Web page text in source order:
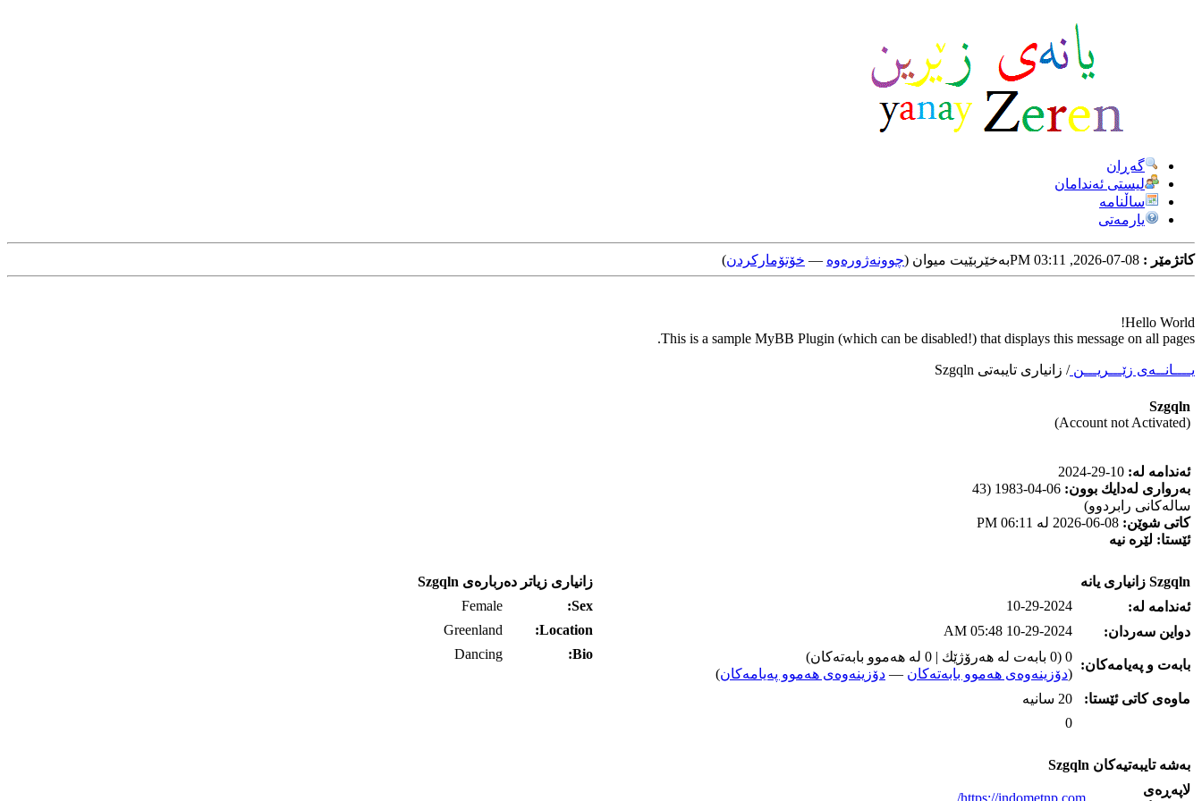
گه‌ڕان
لیستی ئه‌ندامان
ساڵنامه
یارمه‌تی
کاتژمێر : به‌خێربێیت میوان (چوونه‌ژوره‌وه‌ — خۆتۆمارکردن)
Hello World!
This is a sample MyBB Plugin (which can be disabled!) that displays this message on all pages.
یــــانــه‌ی زێـــریـــن/ زانیاری تایبه‌تی Szgqln
Szgqln
(Account not Activated)
ئه‌ندامه‌ له‌:
به‌رواری له‌دایك بوون:
06-04-1983 (43
ساله‌كانی رابردوو)
كاتی شوێن:
ئێستا: لێره‌ نیه‌
Szgqln زانیاری یانه‌
ئه‌ندامه‌ له‌:
10-29-2024
دواین سه‌ردان:
10-29-2024 05:48 AM
بابه‌ت و په‌یامه‌کان:
0 (0 بابه‌ت له‌ هه‌رۆژێك | 0 له‌ هه‌موو بابه‌ته‌كان)
(دۆزینه‌وه‌ی هه‌موو بابه‌ته‌کان — دۆزینه‌وه‌ی هه‌موو په‌یامه‌کان)
ماوه‌ی كاتی ئێستا:
20 سانیه‌
0
به‌شه‌ تایبه‌تیه‌کان Szgqln
لاپه‌ڕه‌ی
https://indometnp.com/
زانیاری زیاتر ده‌رباره‌ی Szgqln
Sex:
Female
Location:
Greenland
Bio:
Dancing